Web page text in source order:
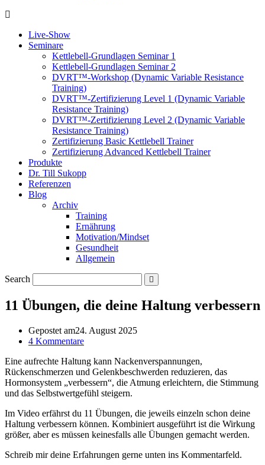
Live-Show
Seminare
Kettlebell-Grundlagen Seminar 1
Kettlebell-Grundlagen Seminar 2
DVRT™-Workshop (Dynamic Variable Resistance
Training)
DVRT™-Zertifizierung Level 1 (Dynamic Variable
Resistance Training)
DVRT™-Zertifizierung Level 2 (Dynamic Variable
Resistance Training)
Zertifizierung Basic Kettlebell Trainer
Zertifizierung Advanced Kettlebell Trainer
Produkte
Dr. Till Sukopp
Referenzen
Blog
Archiv
Training
Ernährung
Motivation/Mindset
Gesundheit
Allgemein
Search
11 Übungen, die deine Haltung verbessern
Gepostet am24. August 2025
4 Kommentare
Eine aufrechte Haltung kann Nackenverspannungen,
Rückenschmerzen und Gelenkbeschwerden reduzieren, das
Hormonsystem „verbessern“, die Atmung erleichtern, die Stimmung
und das Selbstwertgefühl steigern.
Im Video erfährst du 11 Übungen, die jeweils einzeln schon deine
Haltung verbessern können. Kombiniert ausgeführt ist die Wirkung
größer, aber es müssen keinesfalls alle Übungen gemacht werden.
Schreib mir deine Erfahrungen gerne unten ins Kommentarfeld.